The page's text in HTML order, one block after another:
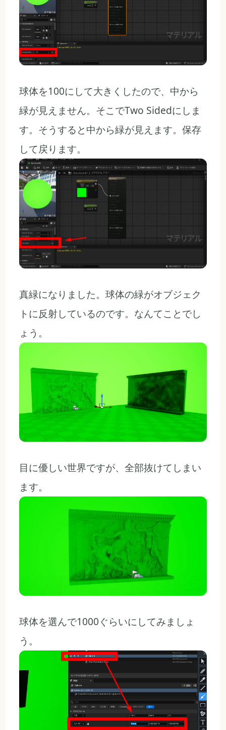
球体を100にして大きくしたので、中から
緑が見えません。そこでTwo Sidedにしま
す。そうすると中から緑が見えます。保存
して戻ります。
真緑になりました。球体の緑がオブジェク
トに反射しているのです。なんてことでし
ょう。
目に優しい世界ですが、全部抜けてしまい
ます。
球体を選んで1000ぐらいにしてみましょ
う。